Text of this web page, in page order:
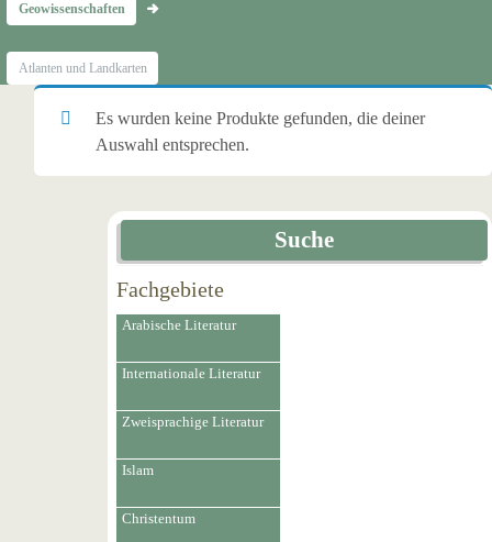
Geowissenschaften
Atlanten und Landkarten
Es wurden keine Produkte gefunden, die deiner
Auswahl entsprechen.
Suche
Fachgebiete
Arabische Literatur
Internationale Literatur
Zweisprachige Literatur
Islam
Christentum